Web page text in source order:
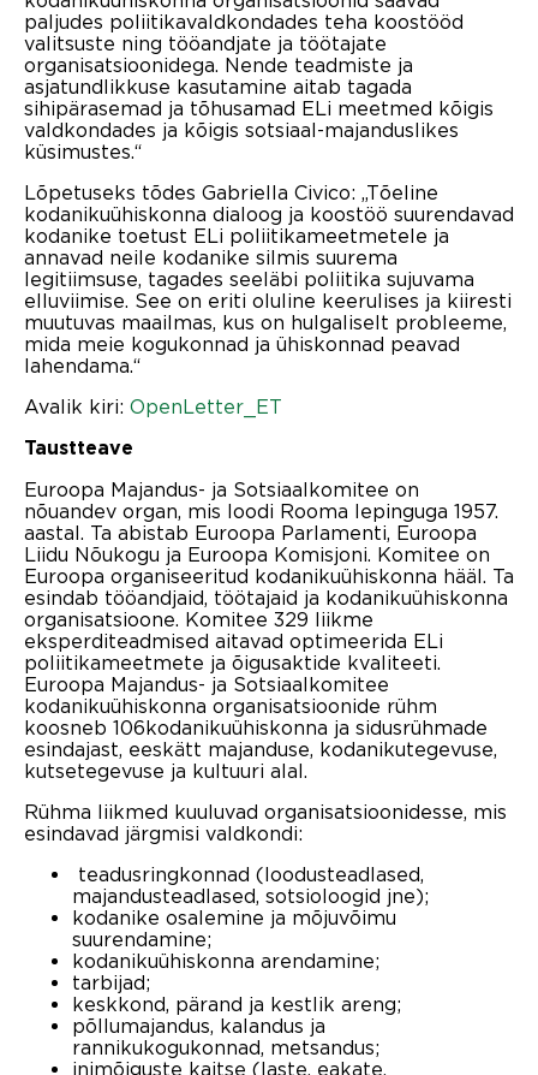
paljudes poliitikavaldkondades teha koostööd
valitsuste ning tööandjate ja töötajate
organisatsioonidega. Nende teadmiste ja
asjatundlikkuse kasutamine aitab tagada
sihipärasemad ja tõhusamad ELi meetmed kõigis
valdkondades ja kõigis sotsiaal-majanduslikes
küsimustes.“
Lõpetuseks tõdes Gabriella Civico: „Tõeline
kodanikuühiskonna dialoog ja koostöö suurendavad
kodanike toetust ELi poliitikameetmetele ja
annavad neile kodanike silmis suurema
legitiimsuse, tagades seeläbi poliitika sujuvama
elluviimise. See on eriti oluline keerulises ja kiiresti
muutuvas maailmas, kus on hulgaliselt probleeme,
mida meie kogukonnad ja ühiskonnad peavad
lahendama.“
Avalik kiri: OpenLetter_ET
Taustteave
Euroopa Majandus- ja Sotsiaalkomitee on
nõuandev organ, mis loodi Rooma lepinguga 1957.
aastal. Ta abistab Euroopa Parlamenti, Euroopa
Liidu Nõukogu ja Euroopa Komisjoni. Komitee on
Euroopa organiseeritud kodanikuühiskonna hääl. Ta
esindab tööandjaid, töötajaid ja kodanikuühiskonna
organisatsioone. Komitee 329 liikme
eksperditeadmised aitavad optimeerida ELi
poliitikameetmete ja õigusaktide kvaliteeti.
Euroopa Majandus- ja Sotsiaalkomitee
kodanikuühiskonna organisatsioonide rühm
koosneb 106kodanikuühiskonna ja sidusrühmade
esindajast, eeskätt majanduse, kodanikutegevuse,
kutsetegevuse ja kultuuri alal.
Rühma liikmed kuuluvad organisatsioonidesse, mis
esindavad järgmisi valdkondi:
teadusringkonnad (loodusteadlased,
majandusteadlased, sotsioloogid jne);
kodanike osalemine ja mõjuvõimu
suurendamine;
kodanikuühiskonna arendamine;
tarbijad;
keskkond, pärand ja kestlik areng;
põllumajandus, kalandus ja
rannikukogukonnad, metsandus;
inimõiguste kaitse (laste, eakate,